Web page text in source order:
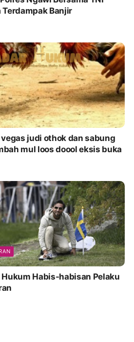
Terdampak Banjir
judi othok dan sabung
mul loos doool eksis buka
Habis-habisan Pelaku